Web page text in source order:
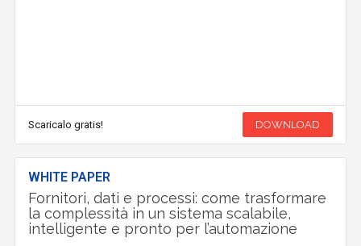
Scaricalo gratis! DOWNLOAD
WHITE PAPER
Fornitori, dati e processi: come trasformare
la complessità in un sistema scalabile,
intelligente e pronto per l’automazione